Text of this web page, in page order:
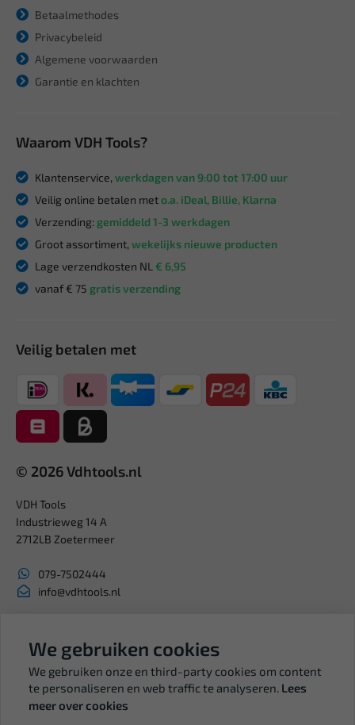
Betaalmethodes
Privacybeleid
Algemene voorwaarden
Garantie en klachten
Waarom VDH Tools?
Klantenservice, werkdagen van 9:00 tot 17:00 uur
Veilig online betalen meto.a. iDeal, Billie, Klarna
Verzending: gemiddeld 1-3 werkdagen
Groot assortiment, wekelijks nieuwe producten
Lage verzendkosten NL € 6,95
vanaf € 75 gratis verzending
Veilig betalen met
© 2026 Vdhtools.nl
VDH Tools
Industrieweg 14 A
2712LB Zoetermeer
079-7502444
info@vdhtools.nl
BTW: NL819958657B01
We gebruiken cookies
We gebruiken onze en third-party cookies om content
te personaliseren en web traffic te analyseren. Lees
meer over cookies